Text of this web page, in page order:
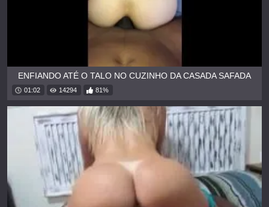
ENFIANDO ATÉ O TALO NO CUZINHO DA CASADA SAFADA
01:02 14294 81%